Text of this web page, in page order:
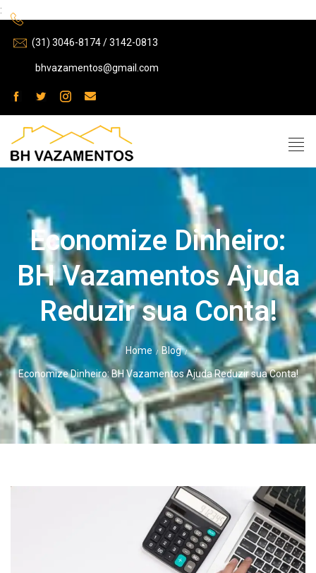
:
(31) 3046-8174 / 3142-0813
bhvazamentos@gmail.com
Economize Dinheiro:
BH Vazamentos Ajuda
Reduzir sua Conta!
Home / Blog /
Economize Dinheiro: BH Vazamentos Ajuda Reduzir sua Conta!